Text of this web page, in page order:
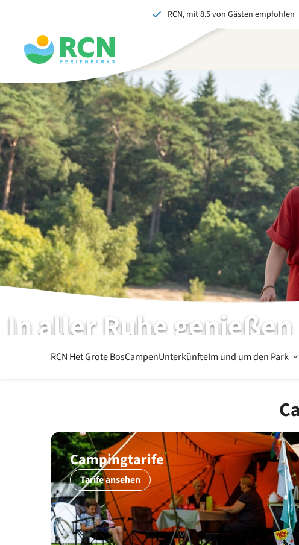
springen
springen
springen
RCN, mit 8.5 von Gästen empfohlen
In aller Ruhe genießen
RCN het Grote Bos | Doorn | Utrecht
RCN Het Grote BosCampenUnterkünfteIm und um den Park
den
Campingtarife
Tarife ansehen